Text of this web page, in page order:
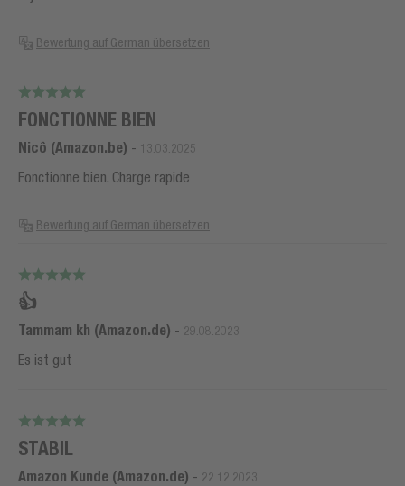
Bewertung auf German übersetzen
FONCTIONNE BIEN
Nicô (Amazon.be) - 13.03.2025
Fonctionne bien. Charge rapide
Bewertung auf German übersetzen
👍
Tammam kh (Amazon.de) - 29.08.2023
Es ist gut
STABIL
Amazon Kunde (Amazon.de) - 22.12.2023